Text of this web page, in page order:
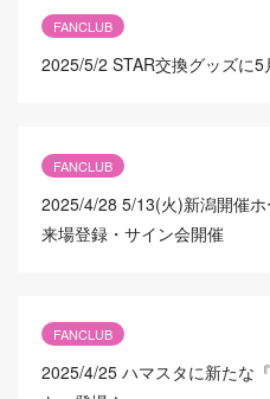
FANCLUB
2025/5/2 STAR交換グッズに5
FANCLUB
2025/4/28 5/13(火)新潟開催
来場登録・サイン会開催
FANCLUB
2025/4/25 ハマスタに新たな